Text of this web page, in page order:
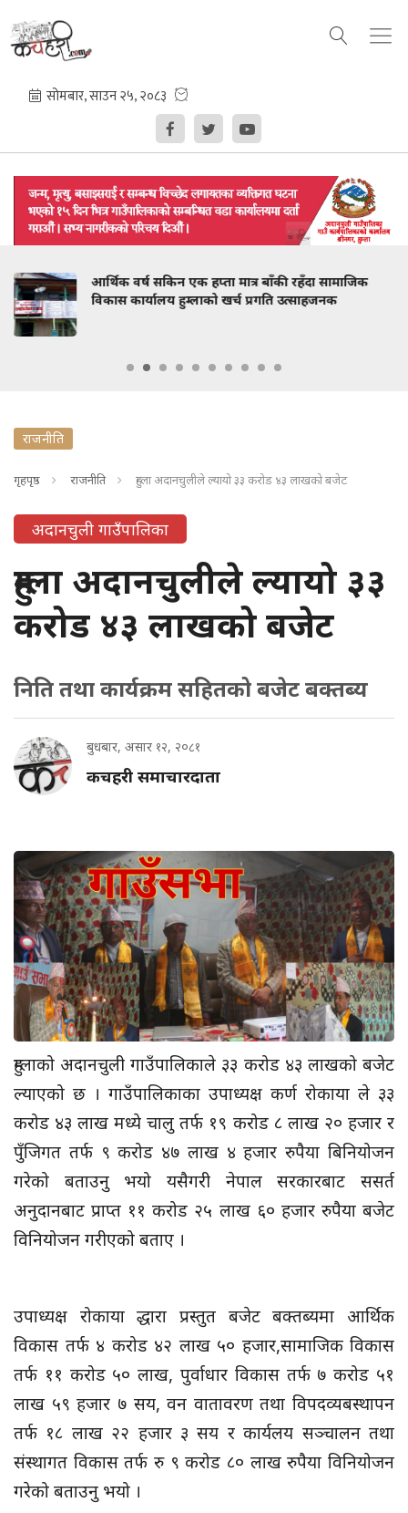
रहँदा सामाजिक
उत्साहजनक
रानीसैन विवादका लागि नेकपा
राजनीति
गृहपृष्ठ राजनीति हुम्ला अदानचुलीले ल्यायो ३३ करोड ४३ लाखको बजेट
अदानचुली गाउँपालिका
हुम्ला अदानचुलीले ल्यायो ३३
करोड ४३ लाखको बजेट
निति तथा कार्यक्रम सहितको बजेट बक्तब्य
बुधबार, असार १२, २०८१
कचहरी समाचारदाता
हुम्लाको अदानचुली गाउँपालिकाले ३३ करोड ४३ लाखको बजेट
ल्याएको छ । गाउँपालिकाका उपाध्यक्ष कर्ण रोकाया ले ३३
करोड ४३ लाख मध्ये चालु तर्फ १९ करोड ८ लाख २० हजार र
पुँजिगत तर्फ ९ करोड ४७ लाख ४ हजार रुपैया बिनियोजन
गरेको बताउनु भयो यसैगरी नेपाल सरकारबाट ससर्त
अनुदानबाट प्राप्त ११ करोड २५ लाख ६० हजार रुपैया बजेट
विनियोजन गरीएको बताए ।
उपाध्यक्ष रोकाया द्धारा प्रस्तुत बजेट बक्तब्यमा आर्थिक
विकास तर्फ ४ करोड ४२ लाख ५० हजार,सामाजिक विकास
तर्फ ११ करोड ५० लाख, पुर्वाधार विकास तर्फ ७ करोड ५१
लाख ५९ हजार ७ सय, वन वातावरण तथा विपदव्यबस्थापन
तर्फ १८ लाख २२ हजार ३ सय र कार्यलय सञ्चालन तथा
संस्थागत विकास तर्फ रु ९ करोड ८० लाख रुपैया विनियोजन
गरेको बताउनु भयो ।